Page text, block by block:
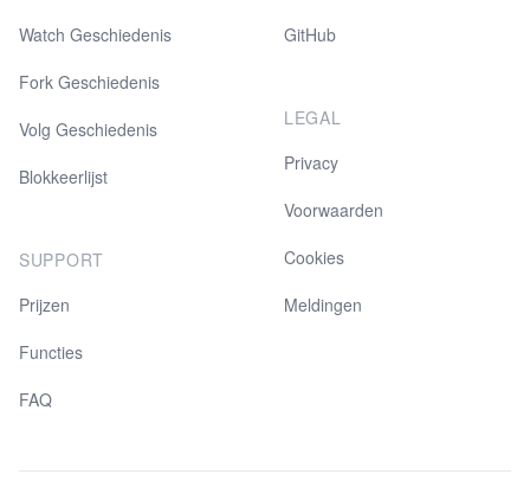
Watch Geschiedenis
Fork Geschiedenis
Volg Geschiedenis
Blokkeerlijst
SUPPORT
Prijzen
Functies
FAQ
GitHub
LEGAL
Privacy
Voorwaarden
Cookies
Meldingen